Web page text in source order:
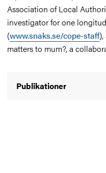
Association of Local
investigator for one
(www.snaks.se/cope-staff
matters to mum?, a
Publikationer